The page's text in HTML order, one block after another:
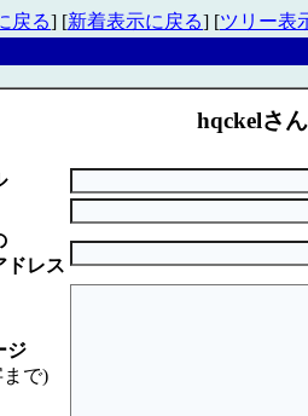
戻る] [新着表示に戻る] [ツリー表
hqckelさん
ドレス
ジ
まで)